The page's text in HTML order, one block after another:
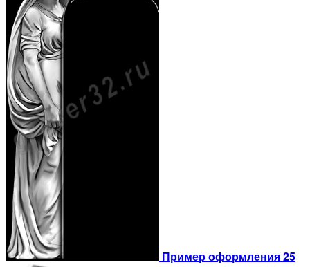
Пример оформления 25